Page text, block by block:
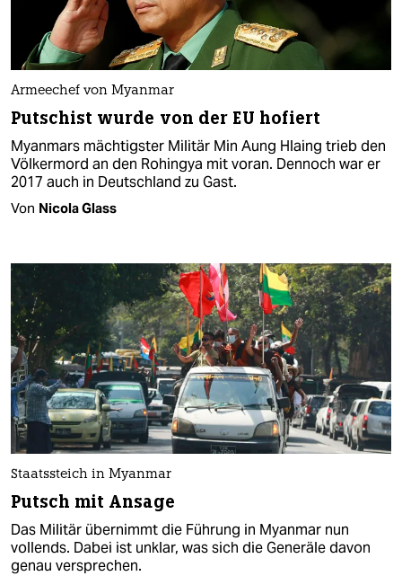
Armeechef von Myanmar
Putschist wurde von der EU hofiert
Myanmars mächtigster Militär Min Aung Hlaing trieb den
Völkermord an den Rohingya mit voran. Dennoch war er
2017 auch in Deutschland zu Gast.
Von Nicola Glass
Staatssteich in Myanmar
Putsch mit Ansage
Das Militär übernimmt die Führung in Myanmar nun
vollends. Dabei ist unklar, was sich die Generäle davon
genau versprechen.